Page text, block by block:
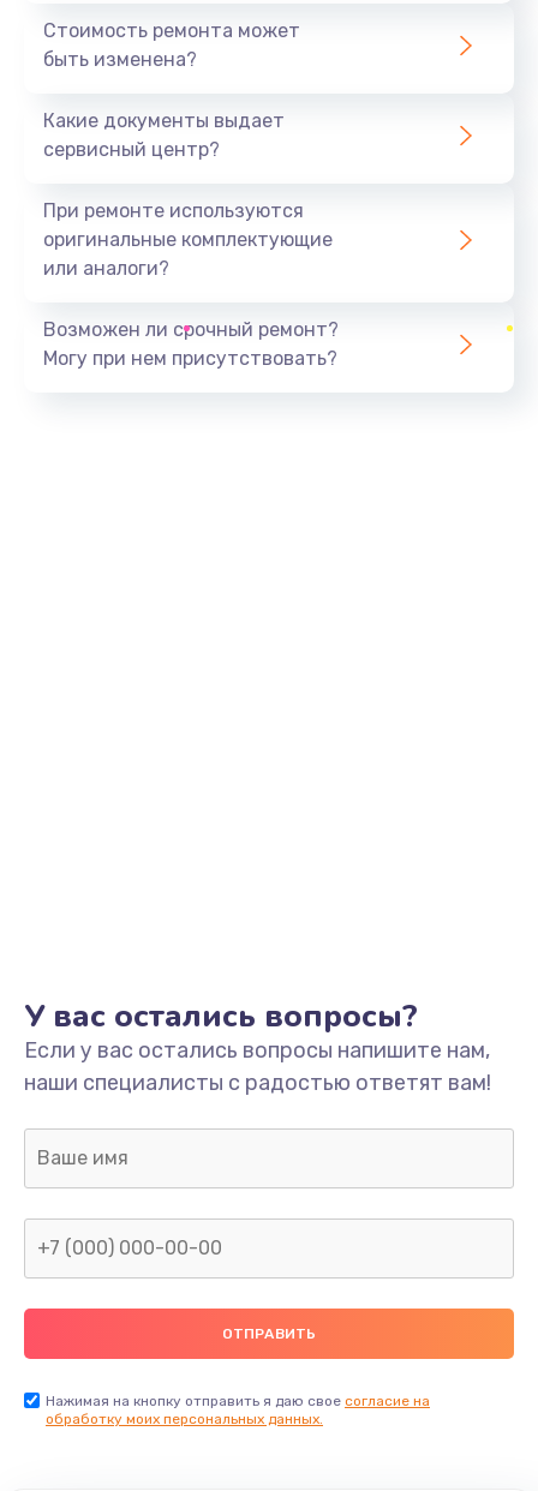
1440 руб.
Ремонт южного моста
Замена батарейки BIOS
Заказать
Замена/Pемонт карбюратора
1300 руб.
Заказать
Ремонт капиллярной трубки
400 руб.
Заказать
Стоимость ремонта может
быть изменена?
Какие документы выдает
сервисный центр?
При ремонте используются
оригинальные комплектующие
или аналоги?
Возможен ли срочный ремонт?
Могу при нем присутствовать?
У вас остались вопросы?
Если у вас остались вопросы напишите нам,
наши специалисты с радостью ответят вам!
Нажимая на кнопку отправить я даю свое согласие на
обработку моих персональных данных.